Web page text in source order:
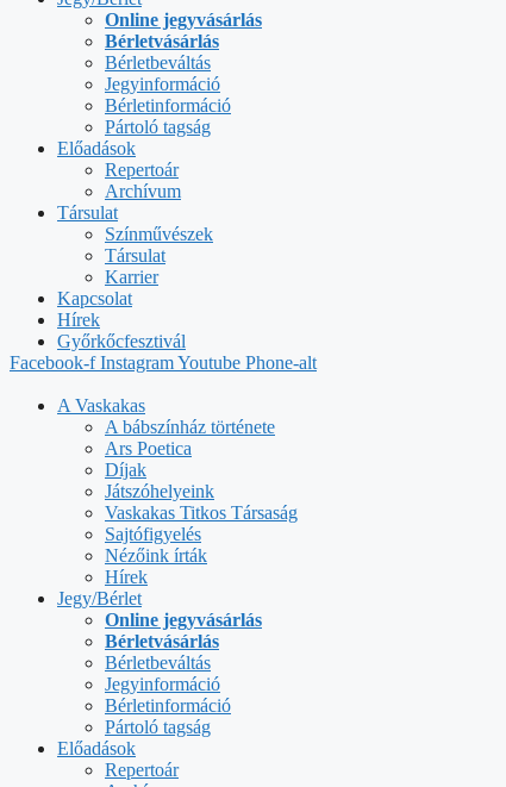
Online jegyvásárlás
Bérletvásárlás
Bérletbeváltás
Jegyinformáció
Bérletinformáció
Pártoló tagság
Előadások
Repertoár
Archívum
Társulat
Színművészek
Társulat
Karrier
Kapcsolat
Hírek
Győrkőcfesztivál
Facebook-f InstagramYoutube Phone-alt
A Vaskakas
A bábszínház története
Ars Poetica
Díjak
Játszóhelyeink
Vaskakas Titkos Társaság
Sajtófigyelés
Nézőink írták
Hírek
Jegy/Bérlet
Online jegyvásárlás
Bérletvásárlás
Bérletbeváltás
Jegyinformáció
Bérletinformáció
Pártoló tagság
Előadások
Repertoár